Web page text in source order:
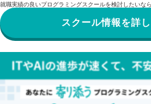
就職実績の良いプログラミングスクールを検討したいな
スクール情報を詳